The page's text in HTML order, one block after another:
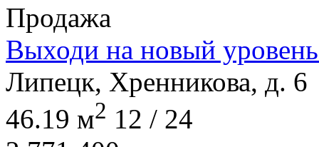
Продажа
Выходи на новый
Липецк, Хренникова, д. 6
46.19 м2 12 / 24